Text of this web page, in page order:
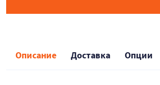
Описание Доставка Опции